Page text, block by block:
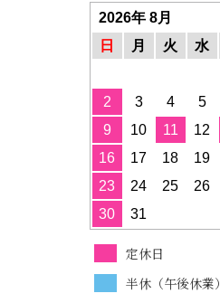
2026年 8月
日
月 火 水
2
3 4 5
9
10 11 12
16
17 18 19
23
24 25 26
30
31
定休日
半休（午後休業）